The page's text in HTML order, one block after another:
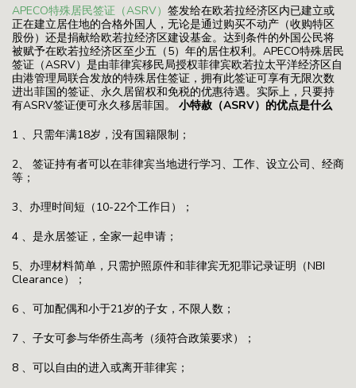
APECO特殊居民签证（ASRV） 签发给在欧若拉经济区内已建立或
正在建立居住地的合格外国人，无论是通过购买不动产（收购特区
股份）还是捐献给欧若拉经济区建设基金。达到条件的外国公民将
被赋予在欧若拉经济区至少五（5）年的居住权利。APECO特殊居民
签证（ASRV）是由菲律宾移民局授权菲律宾欧若拉太平洋经济区自
由港管理局联合发放的特殊居住签证，拥有此签证可享有无限次数
进出菲国的签证、永久居留权和免税的优惠待遇。实际上，只要持
有ASRV签证便可永久移居菲国。 小特赦（ASRV）的优点是什么
1 、只需年满18岁，没有国籍限制；
2、 签证持有者可以在菲律宾当地进行学习、工作、设立公司、经商
等；
3、办理时间短（10-22个工作日）；
4 、是永居签证，全家一起申请；
5、办理材料简单，只需护照原件和菲律宾无犯罪记录证明（NBI
Clearance）；
6 、可加配偶和小于21岁的子女，不限人数；
7 、子女可参与华侨生高考（须符合政策要求）；
8 、可以自由的进入或离开菲律宾；